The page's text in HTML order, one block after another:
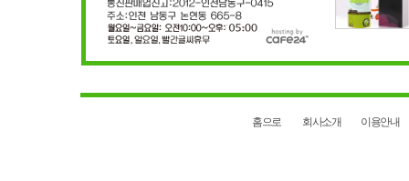
홈으로 회사소개 이용안내